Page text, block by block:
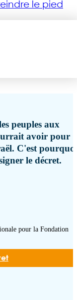
le pied
peuples aux
avoir pour
C'est
le décret.
pour la Fondation